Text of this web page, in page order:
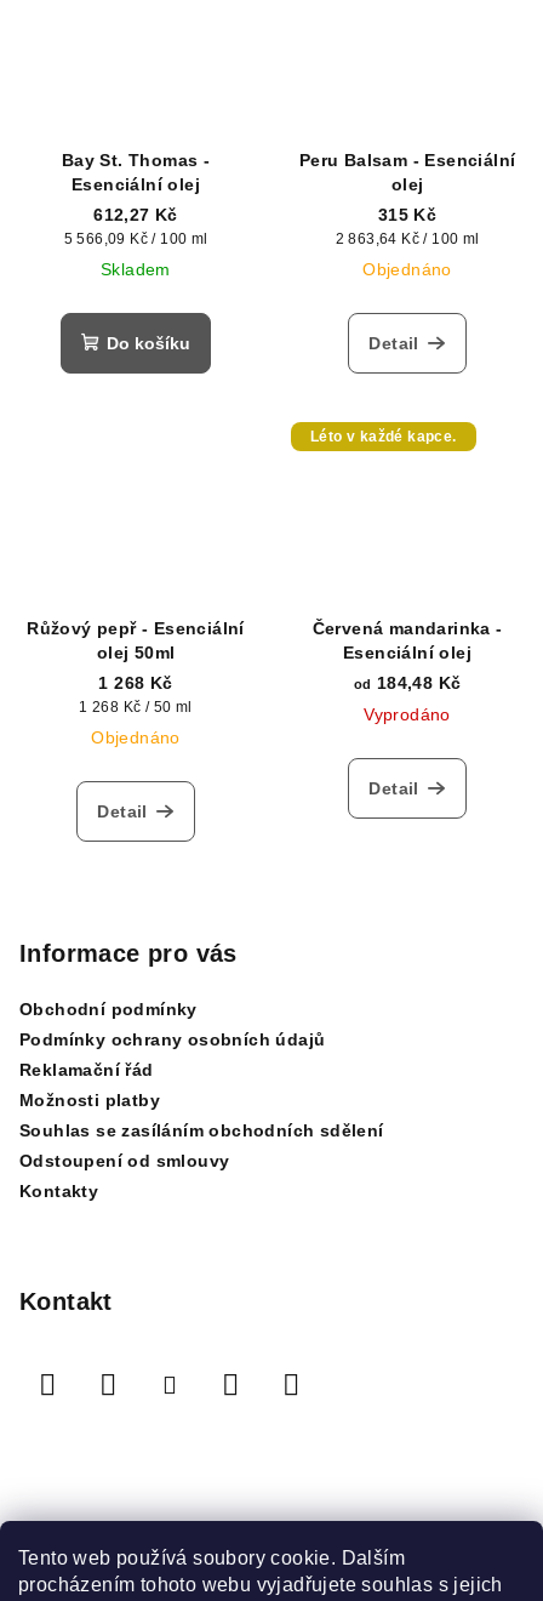
Tento web používá soubory cookie. Dalším
procházením tohoto webu vyjadřujete souhlas s jejich
Bay St. Thomas -
Esenciální olej
612,27 Kč
Měrná
5 566,09 Kč / 100 ml
Skladem
Do košíku
Peru Balsam - Esenciální
olej
315 Kč
Měrná
cena:
2 863,64 Kč / 100 ml
Objednáno
Detail
Růžový pepř - Esenciální
olej 50ml
1 268 Kč
Měrná
cena:
1 268 Kč / 50 ml
Objednáno
Detail
Léto v každé kapce.
Červená mandarinka -
Esenciální olej
od 184,48 Kč
Vyprodáno
Detail
Informace pro vás
Obchodní podmínky
Podmínky ochrany osobních údajů
Reklamační řád
Možnosti platby
Souhlas se zasíláním obchodních sdělení
Odstoupení od smlouvy
Kontakty
Kontakt
Přijímáme online platby